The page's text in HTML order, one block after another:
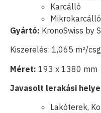
Karcálló
Gyártó: KronoSwiss by
Kiszerelés: 1,065 m²/csg
Méret: 193 x 1380 mm
Javasolt lerakási
Lakóterek,